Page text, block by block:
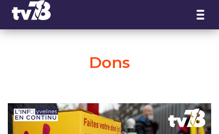
Dons
Panneau de gestion des cookies